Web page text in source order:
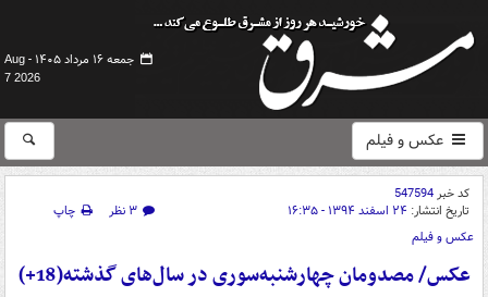
جمعه ۱۶ مرداد ۱۴۰۵ -
Aug
7 2026
عکس و فیلم
کد خبر547594
تاریخ انتشار: ۲۴ اسفند ۱۳۹۴ - ۱۶:۳۵ ۳ نظر
چاپ
عکس و فیلم
عکس/ مصدومان چهارشنبه‌سوری در سال‌های گذشته(18+)